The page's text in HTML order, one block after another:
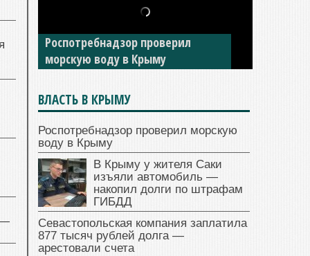
—
Роспотребнадзор проверил
морскую воду в Крыму
ВЛАСТЬ В КРЫМУ
Роспотребнадзор проверил морскую
воду в Крыму
В Крыму у жителя Саки
изъяли автомобиль —
накопил долги по штрафам
ГИБДД
Севастопольская компания заплатила
877 тысяч рублей долга —
арестовали счета